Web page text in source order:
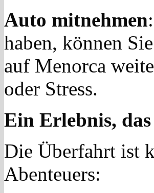
Auto mitnehmen
haben, können
auf Menorca
oder Stress.
Ein Erlebnis,
Die Überfahrt ist
Abenteuers: